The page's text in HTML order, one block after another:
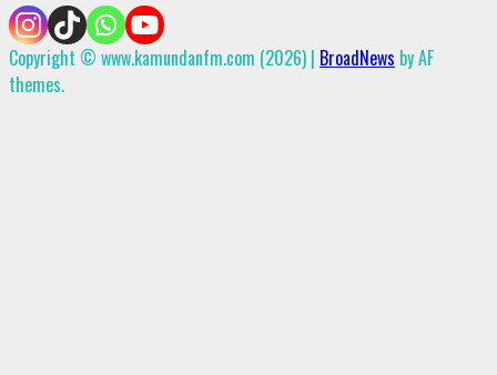
Copyright © www.kamundanfm.com (2026) | BroadNews by AF
themes.